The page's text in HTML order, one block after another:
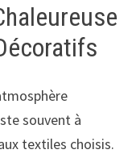
souvent à
textiles choisis.